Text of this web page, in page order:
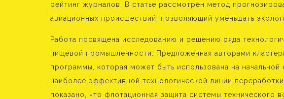
рейтинг журналов. В статье рассмотрен метод
авиационных происшествий, позволяющий уменьшать
Работа посвящена исследованию и решению ряда
пищевой промышленности. Предложенная авторами
программы, которая может быть использована на
наиболее эффективной технологической линии
показано, что флотационная защита системы